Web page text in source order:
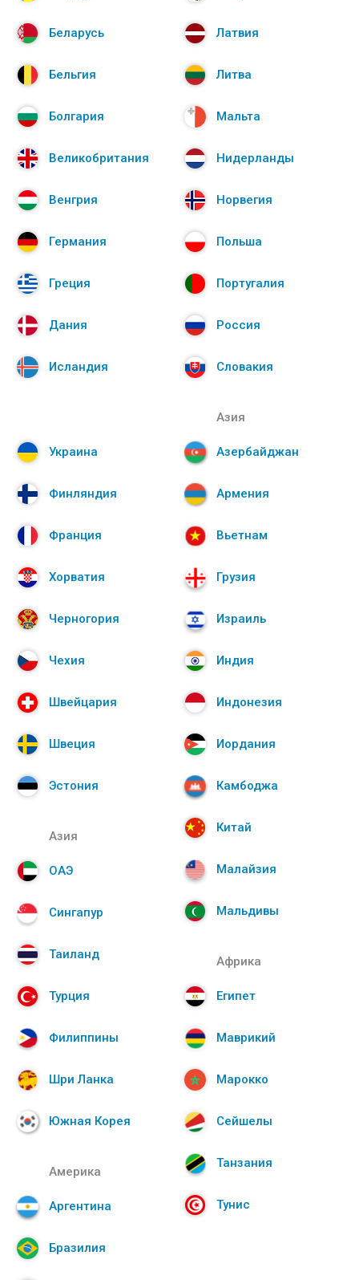
Беларусь
Бельгия
Болгария
Великобритания
Венгрия
Германия
Греция
Дания
Исландия
Латвия
Литва
Мальта
Нидерланды
Норвегия
Польша
Португалия
Россия
Словакия
Украина
Финляндия
Франция
Хорватия
Черногория
Чехия
Швейцария
Швеция
Эстония
Азия
Азербайджан
Армения
Вьетнам
Грузия
Израиль
Индия
Индонезия
Иордания
Камбоджа
Китай
Малайзия
Мальдивы
Азия
ОАЭ
Сингапур
Таиланд
Турция
Филиппины
Шри Ланка
Южная Корея
Африка
Египет
Маврикий
Марокко
Сейшелы
Танзания
Тунис
Америка
Аргентина
Бразилия